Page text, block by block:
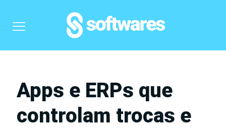
Apps e ERPs que
controlam trocas e